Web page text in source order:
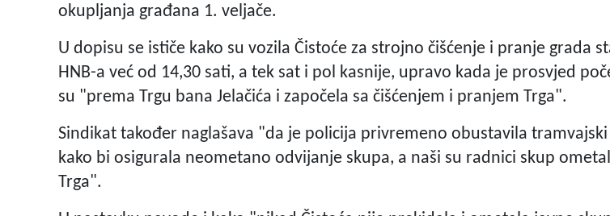
okupljanja građana 1. veljače.
U dopisu se ističe kako su vozila Čistoće za strojno čišćenje i pranje grada
HNB-a već od 14,30 sati, a tek sat i pol kasnije, upravo kada je prosvjed
su "prema Trgu bana Jelačića i započela sa čišćenjem i pranjem Trga".
Sindikat također naglašava "da je policija privremeno obustavila
kako bi osigurala neometano odvijanje skupa, a naši su radnici skup
Trga".